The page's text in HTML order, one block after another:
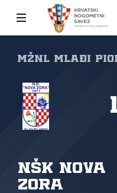
MŽNL MLAĐI
NŠK Nova
zora